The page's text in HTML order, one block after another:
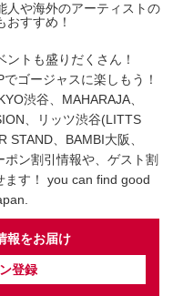
人や海外のアーティストの
すすめ！
トも盛りだくさん！
ゴージャスに楽しもう！
渋谷、MAHARAJA、
、リッツ渋谷(LITTS
STAND、BAMBI大阪、
ン割引情報や、ゲスト割
ます！ you can find good
報をお届け
登録